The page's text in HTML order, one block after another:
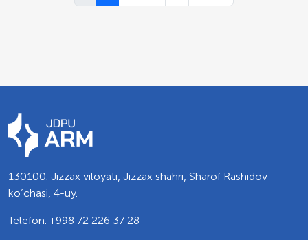
130100. Jizzax viloyati, Jizzax shahri, Sharof Rashidov
ko’chasi, 4-uy.
Telefon: +998 72 226 37 28